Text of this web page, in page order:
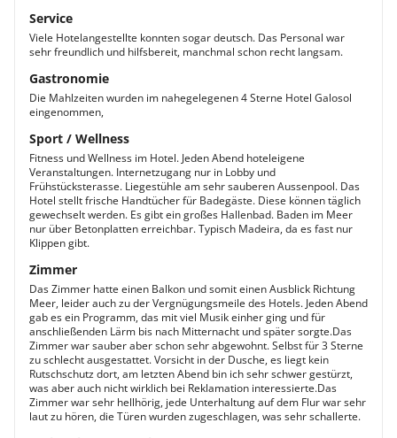
Service
Viele Hotelangestellte konnten sogar deutsch. Das Personal war
sehr freundlich und hilfsbereit, manchmal schon recht langsam.
Gastronomie
Die Mahlzeiten wurden im nahegelegenen 4 Sterne Hotel Galosol
eingenommen,
Sport / Wellness
Fitness und Wellness im Hotel. Jeden Abend hoteleigene
Veranstaltungen. Internetzugang nur in Lobby und
Frühstücksterasse. Liegestühle am sehr sauberen Aussenpool. Das
Hotel stellt frische Handtücher für Badegäste. Diese können täglich
gewechselt werden. Es gibt ein großes Hallenbad. Baden im Meer
nur über Betonplatten erreichbar. Typisch Madeira, da es fast nur
Klippen gibt.
Zimmer
Das Zimmer hatte einen Balkon und somit einen Ausblick Richtung
Meer, leider auch zu der Vergnügungsmeile des Hotels. Jeden Abend
gab es ein Programm, das mit viel Musik einher ging und für
anschließenden Lärm bis nach Mitternacht und später sorgte.Das
Zimmer war sauber aber schon sehr abgewohnt. Selbst für 3 Sterne
zu schlecht ausgestattet. Vorsicht in der Dusche, es liegt kein
Rutschschutz dort, am letzten Abend bin ich sehr schwer gestürzt,
was aber auch nicht wirklich bei Reklamation interessierte.Das
Zimmer war sehr hellhörig, jede Unterhaltung auf dem Flur war sehr
laut zu hören, die Türen wurden zugeschlagen, was sehr schallerte.